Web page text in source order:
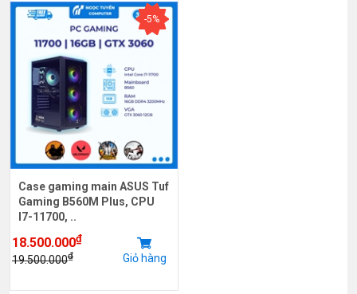
-5%
Case gaming main ASUS Tuf
Gaming B560M Plus, CPU
I7-11700, ..
18.500.000₫
19.500.000₫ Giỏ hàng